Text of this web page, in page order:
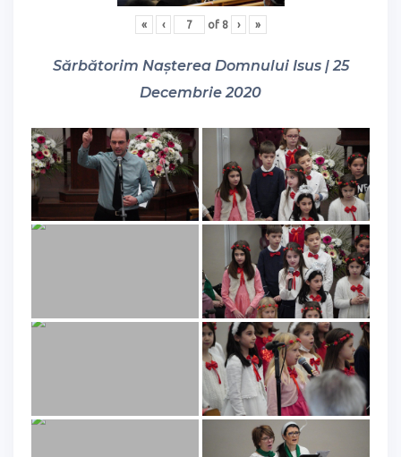
« ‹ of 8 › »
Sărbătorim Nașterea Domnului Isus | 25
Decembrie 2020